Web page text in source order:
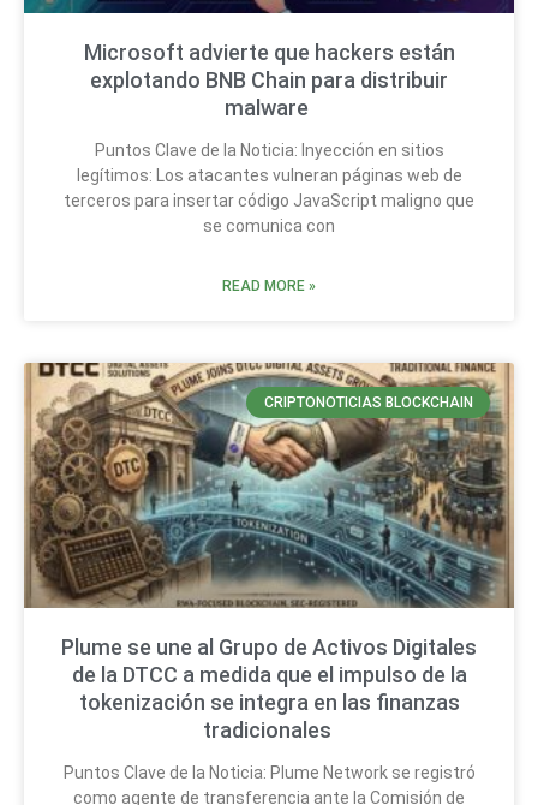
Microsoft advierte que hackers están
explotando BNB Chain para distribuir
malware
Puntos Clave de la Noticia: Inyección en sitios
legítimos: Los atacantes vulneran páginas web de
terceros para insertar código JavaScript maligno que
se comunica con
READ MORE »
CRIPTONOTICIAS BLOCKCHAIN
Plume se une al Grupo de Activos Digitales
de la DTCC a medida que el impulso de la
tokenización se integra en las finanzas
tradicionales
Puntos Clave de la Noticia: Plume Network se registró
como agente de transferencia ante la Comisión de